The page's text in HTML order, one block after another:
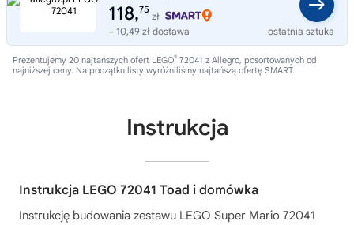
118,75
zł
+ 10,49 zł dostawa
ostatnia sztuka
Prezentujemy 20 najtańszych ofert LEGO® 72041 z Allegro, posortowanych od
najniższej ceny. Na początku listy wyróżniliśmy najtańszą ofertę SMART.
Instrukcja
Instrukcja LEGO 72041 Toad i domówka
Instrukcję budowania zestawu LEGO Super Mario 72041